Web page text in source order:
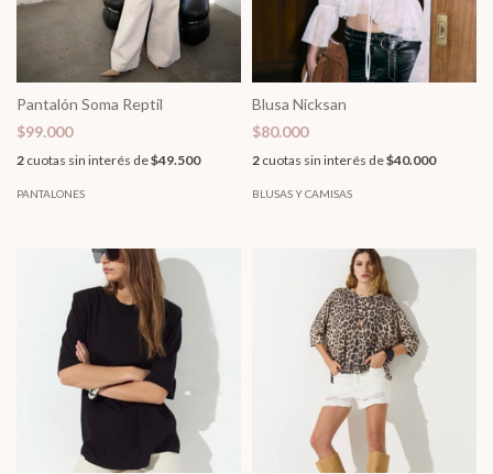
Pantalón Soma Reptil
$99.000
2 cuotas sin interés de$49.500
PANTALONES
Blusa Nicksan
$80.000
2 cuotas sin interés de$40.000
BLUSAS Y CAMISAS